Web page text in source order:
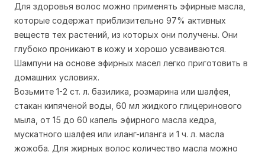
Для здоровья волос можно применять эфирные масла,
которые содержат приблизительно 97% активных
веществ тех растений, из которых они получены. Они
глубоко проникают в кожу и хорошо усваиваются.
Шампуни на основе эфирных масел легко приготовить в
домашних условиях.
Возьмите 1-2 ст. л. базилика, розмарина или шалфея,
стакан кипяченой воды, 60 мл жидкого глицеринового
мыла, от 15 до 60 капель эфирного масла кедра,
мускатного шалфея или иланг-иланга и 1 ч. л. масла
жожоба. Для жирных волос количество масла можно